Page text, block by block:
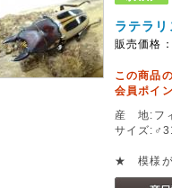
ラテラ
販売価格
この商品
会員ポイ
産 地:フ
サイズ
★ 模様が